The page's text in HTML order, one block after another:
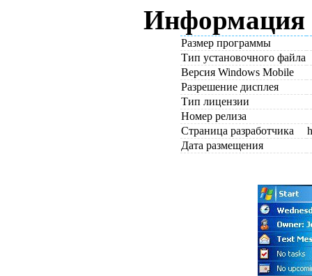
Информация
Размер программы
Тип установочного файла
Версия Windows Mobile
Разрешение дисплея
Тип лицензии
Номер релиза
Страница разработчика
Дата размещения